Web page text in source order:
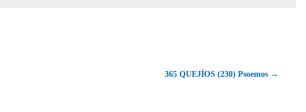
365 QUEJÍOS (230) Psoemos →